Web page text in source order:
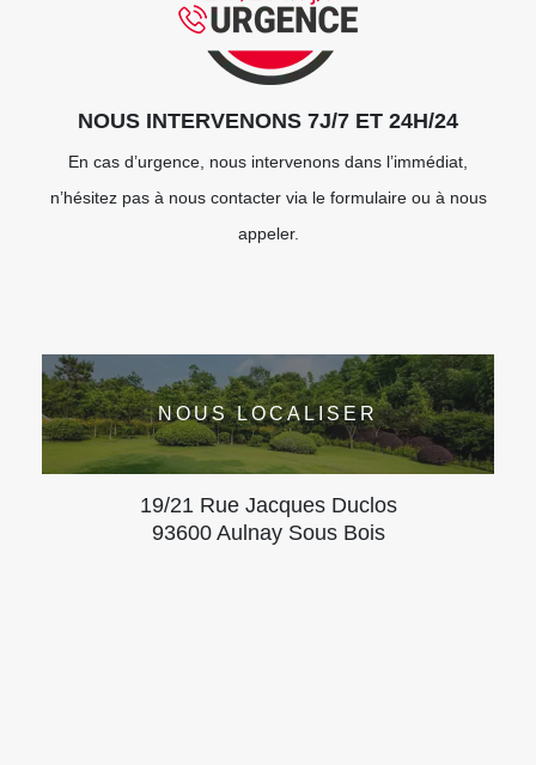
NOUS INTERVENONS 7J/7 ET 24H/24
En cas d’urgence, nous intervenons dans l’immédiat,
n’hésitez pas à nous contacter via le formulaire ou à nous
appeler.
NOUS LOCALISER
19/21 Rue Jacques Duclos
93600 Aulnay Sous Bois